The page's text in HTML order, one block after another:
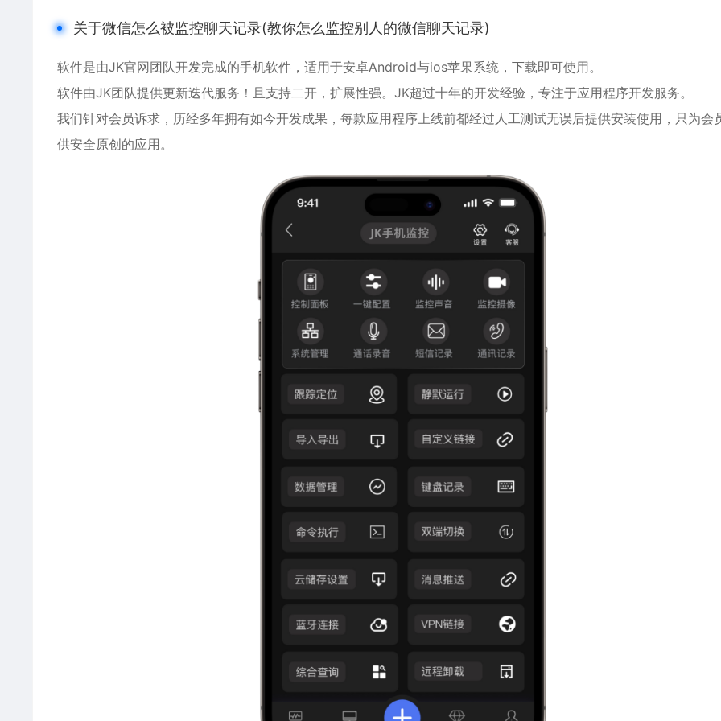
关于微信怎么被监控聊天记录(教你怎么监控别人的微信聊天记录)
软件是由JK官网团队开发完成的手机软件，适用于安卓Android与ios苹果系统，下载即可使用。
软件由JK团队提供更新迭代服务！且支持二开，扩展性强。JK超过十年的开发经验，专注于应用程序开发服务。
我们针对会员诉求，历经多年拥有如今开发成果，每款应用程序上线前都经过人工测试无误后提供安装使用，只为会
供安全原创的应用。